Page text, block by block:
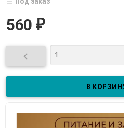
Под заказ
560 ₽
